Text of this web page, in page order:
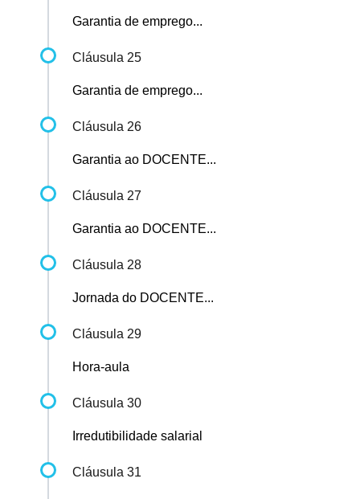
Garantia de emprego...
Cláusula 25
Garantia de emprego...
Cláusula 26
Garantia ao DOCENTE...
Cláusula 27
Garantia ao DOCENTE...
Cláusula 28
Jornada do DOCENTE...
Cláusula 29
Hora-aula
Cláusula 30
Irredutibilidade salarial
Cláusula 31